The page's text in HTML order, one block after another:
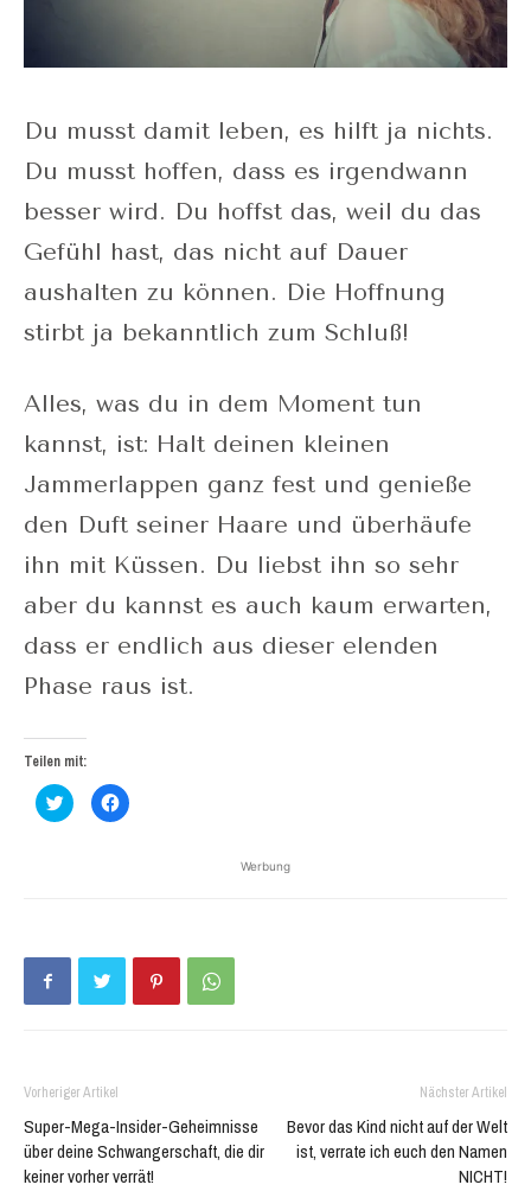
Du musst damit leben, es hilft ja nichts.
Du musst hoffen, dass es irgendwann
besser wird. Du hoffst das, weil du das
Gefühl hast, das nicht auf Dauer
aushalten zu können. Die Hoffnung
stirbt ja bekanntlich zum Schluß!
Alles, was du in dem Moment tun
kannst, ist: Halt deinen kleinen
Jammerlappen ganz fest und genieße
den Duft seiner Haare und überhäufe
ihn mit Küssen. Du liebst ihn so sehr
aber du kannst es auch kaum erwarten,
dass er endlich aus dieser elenden
Phase raus ist.
Teilen mit:
Klick,
um
Klick,
um
Werbung
Vorheriger Artikel
Super-Mega-Insider-Geheimnisse
über deine Schwangerschaft, die dir
keiner vorher verrät!
Nächster Artikel
Bevor das Kind nicht auf der Welt
ist, verrate ich euch den Namen
NICHT!